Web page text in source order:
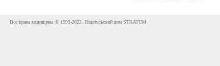
Все права защищены © 1999-2023. Издательский дом STRATUM